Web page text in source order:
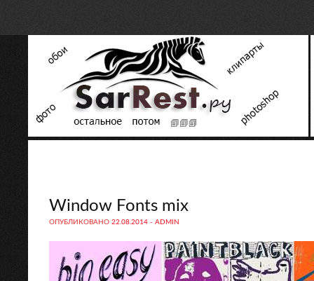
Window Fonts mix
ОПУБЛИКОВАНО 22.08.2014 - ADMIN